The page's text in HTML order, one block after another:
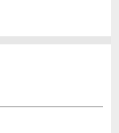
weiter.